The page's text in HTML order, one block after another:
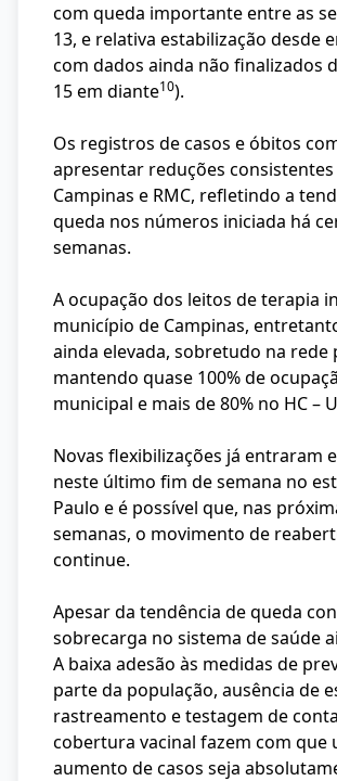
com queda importante entre as
13, e relativa estabilização desde
com dados ainda não finalizados
15 em diante10).
Os registros de casos e óbitos
apresentar reduções consistentes
Campinas e RMC, refletindo a
queda nos números iniciada há
semanas.
A ocupação dos leitos de terapia
município de Campinas,
ainda elevada, sobretudo na rede
mantendo quase 100% de
municipal e mais de 80% no HC –
Novas flexibilizações já entraram
neste último fim de semana no
Paulo e é possível que, nas
semanas, o movimento de
continue.
Apesar da tendência de queda
sobrecarga no sistema de saúde
A baixa adesão às medidas de
parte da população, ausência de
rastreamento e testagem de
cobertura vacinal fazem com que
aumento de casos seja